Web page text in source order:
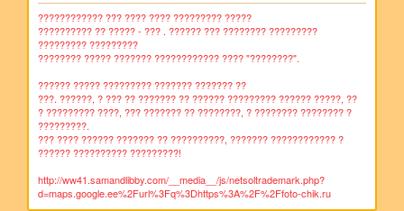
???????????? ??? ???? ???? ????????? ?????
?????????? ?? ????? - ??? . ?????? ??? ???????? ?????????
????????? ?????????
???????? ????? ??????? ???????????? ???? "????????".
?????? ????? ????????? ??????? ??????? ??
???. ??????, ? ??? ?? ??????? ?? ?????? ????????? ?????? ?????, ??
? ????????? ????, ??? ??????? ?? ????????, ? ???????? ???????? ?
?????????.
??? ???? ?????? ??????? ?? ??????????, ??????? ???????????? ?
?????? ?????????? ?????????!
http://ww41.samandlibby.com/__media__/js/netsoltrademark.php?
d=maps.google.ee%2Furl%3Fq%3Dhttps%3A%2F%2Ffoto-chik.ru